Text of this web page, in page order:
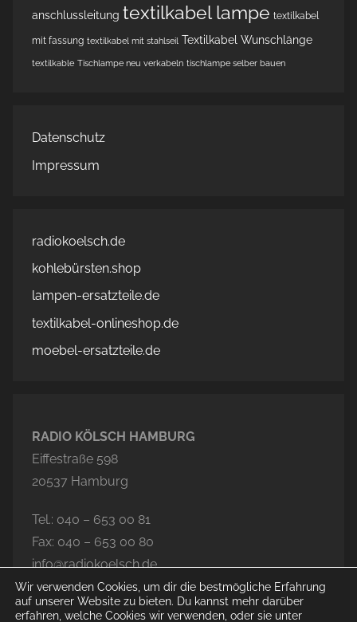
anschlussleitung textilkabel lampe textilkabel
mit fassung textilkabel mit stahlseil Textilkabel Wunschlänge
textilkable Tischlampe neu verkabeln tischlampe selber bauen
Datenschutz
Impressum
radiokoelsch.de
kohlebürsten.shop
lampen-ersatzteile.de
textilkabel-onlineshop.de
moebel-ersatzteile.de
RADIO KÖLSCH HAMBURG
Eiffestraße 598
20537 Hamburg
Tel.: 040 – 653 00 81
Fax: 040 – 653 00 80
info@radiokoelsch.de
Wir verwenden Cookies, um dir die bestmögliche Erfahrung
auf unserer Website zu bieten. Du kannst mehr darüber
erfahren, welche Cookies wir verwenden, oder sie unter